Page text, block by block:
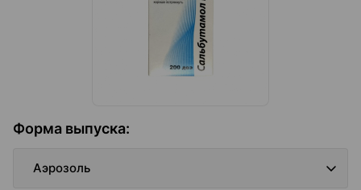
Форма выпуска:
Аэрозоль